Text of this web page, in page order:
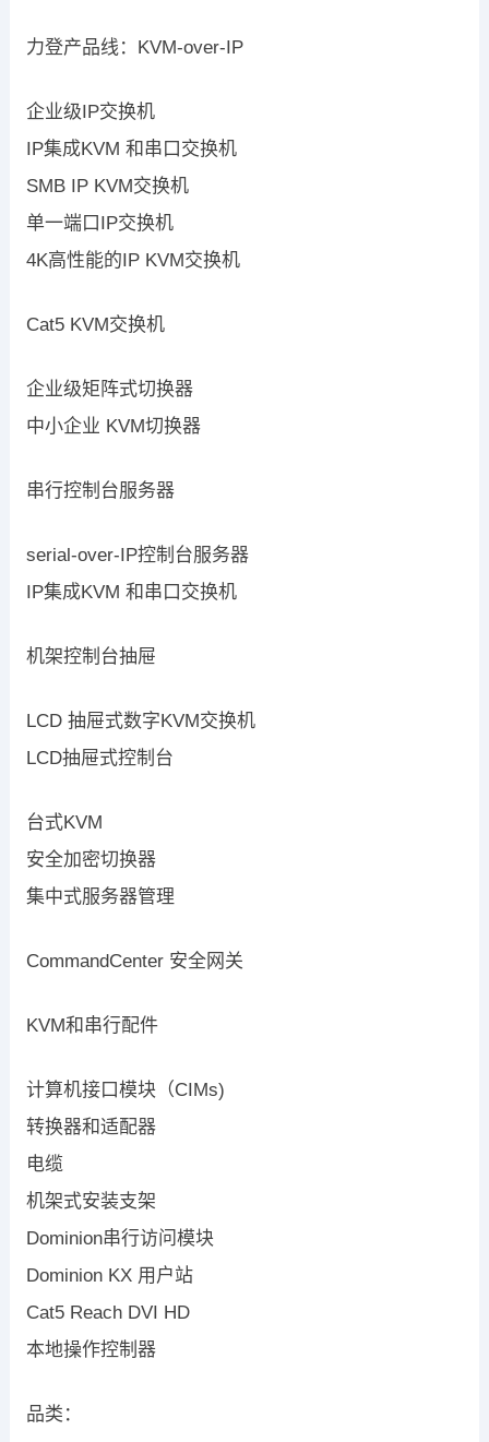
力登产品线：KVM-over-IP
企业级IP交换机
IP集成KVM 和串口交换机
SMB IP KVM交换机
单一端口IP交换机
4K高性能的IP KVM交换机
Cat5 KVM交换机
企业级矩阵式切换器
中小企业 KVM切换器
串行控制台服务器
serial-over-IP控制台服务器
IP集成KVM 和串口交换机
机架控制台抽屉
LCD 抽屉式数字KVM交换机
LCD抽屉式控制台
台式KVM
安全加密切换器
集中式服务器管理
CommandCenter 安全网关
KVM和串行配件
计算机接口模块（CIMs)
转换器和适配器
电缆
机架式安装支架
Dominion串行访问模块
Dominion KX 用户站
Cat5 Reach DVI HD
本地操作控制器
品类：